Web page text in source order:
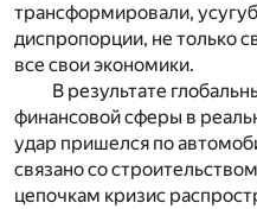
трансформировали,
диспропорции, не только
все свои экономики.
В результате
финансовой сферы в
удар пришелся по
связано со
цепочкам кризис